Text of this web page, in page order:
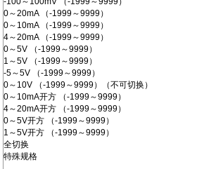
0～20mA （-1999～9999）
0～10mA （-1999～9999）
4～20mA （-1999～9999）
0～5V （-1999～9999）
1～5V （-1999～9999）
-5～5V （-1999～9999）
0～10V （-1999～9999）（不可切换）
0～10mA开方 （-1999～9999）
4～20mA开方 （-1999～9999）
0～5V开方 （-1999～9999）
1～5V开方 （-1999～9999）
全切换
特殊规格